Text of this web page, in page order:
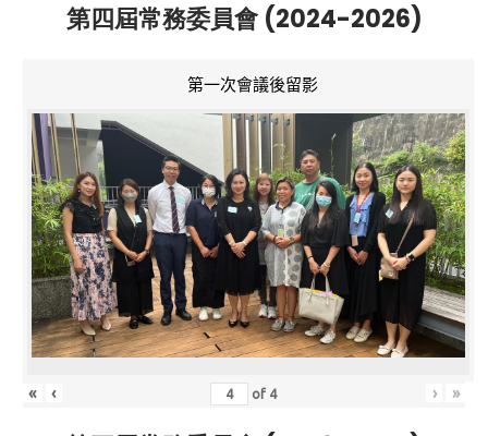
第四屆常務委員會 (2024-2026)
第一次會議後留影
« ‹ of 4 › »